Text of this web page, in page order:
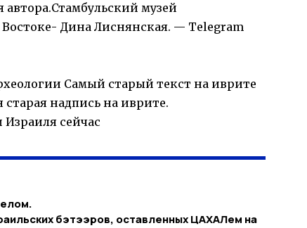
музей
Дина Лиснянская. — Telegram
Самый старый текст на иврите
старая надпись на иврите.
сейчас
бэтээров, оставленных ЦАХАЛем на